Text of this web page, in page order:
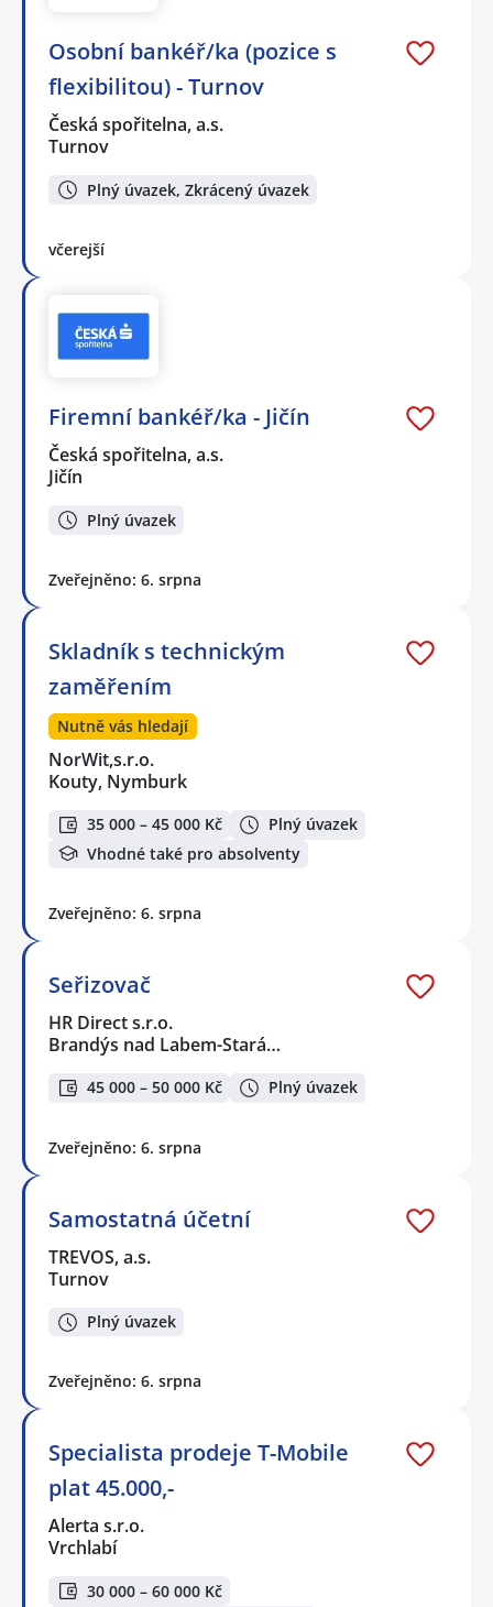
Osobní bankéř/ka (pozice s
flexibilitou) - Turnov
Česká spořitelna, a.s.
Turnov
Plný úvazek, Zkrácený úvazek
včerejší
Firemní bankéř/ka - Jičín
Česká spořitelna, a.s.
Jičín
Plný úvazek
Zveřejněno: 6. srpna
Skladník s technickým
zaměřením
Nutně vás hledají
NorWit,s.r.o.
Kouty, Nymburk
35 000 – 45 000 Kč
Plný úvazek
Vhodné také pro absolventy
Zveřejněno: 6. srpna
Seřizovač
HR Direct s.r.o.
Brandýs nad Labem-Stará…
45 000 – 50 000 Kč Plný úvazek
Zveřejněno: 6. srpna
Samostatná účetní
TREVOS, a.s.
Turnov
Plný úvazek
Zveřejněno: 6. srpna
Specialista prodeje T-Mobile
plat 45.000,-
Alerta s.r.o.
Vrchlabí
30 000 – 60 000 Kč